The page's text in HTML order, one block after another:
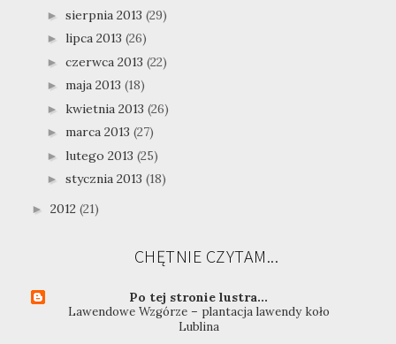
► sierpnia 2013 (29)
► lipca 2013 (26)
► czerwca 2013 (22)
► maja 2013 (18)
► kwietnia 2013 (26)
► marca 2013 (27)
► lutego 2013 (25)
► stycznia 2013 (18)
► 2012 (21)
CHĘTNIE CZYTAM...
Po tej stronie lustra...
Lawendowe Wzgórze – plantacja lawendy koło
Lublina